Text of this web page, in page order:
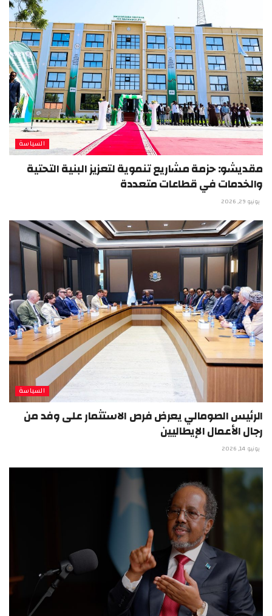
السياسة
مقديشو: حزمة مشاريع تنموية لتعزيز البنية التحتية
والخدمات في قطاعات متعددة
يونيو 29, 2026
السياسة
الرئيس الصومالي يعرض فرص الاستثمار على وفد من
رجال الأعمال الإيطاليين
يونيو 14, 2026